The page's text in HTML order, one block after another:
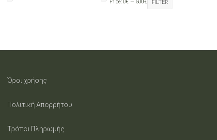
FILTER
Price:0€ — 500€
Όροι χρήσης
Πολιτική Απορρήτου
Τρόποι Πληρωμής